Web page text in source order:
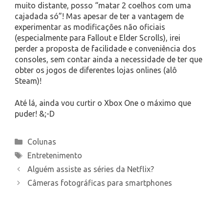
muito distante, posso “matar 2 coelhos com uma
cajadada só”! Mas apesar de ter a vantagem de
experimentar as modificações não oficiais
(especialmente para Fallout e Elder Scrolls), irei
perder a proposta de facilidade e conveniência dos
consoles, sem contar ainda a necessidade de ter que
obter os jogos de diferentes lojas onlines (alô
Steam)!
Até lá, ainda vou curtir o Xbox One o máximo que
puder! &;-D
Categories
Colunas
Tags
Entretenimento
Alguém assiste as séries da Netflix?
Câmeras fotográficas para smartphones